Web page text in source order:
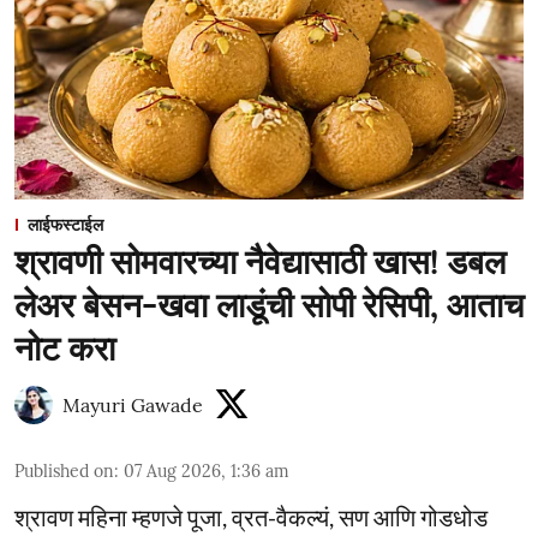
लाईफस्टाईल
श्रावणी सोमवारच्या नैवेद्यासाठी खास! डबल
लेअर बेसन-खवा लाडूंची सोपी रेसिपी, आताच
नोट करा
Mayuri Gawade
Published on: 07 Aug 2026, 1:36 am
श्रावण महिना म्हणजे पूजा, व्रत-वैकल्यं, सण आणि गोडधोड